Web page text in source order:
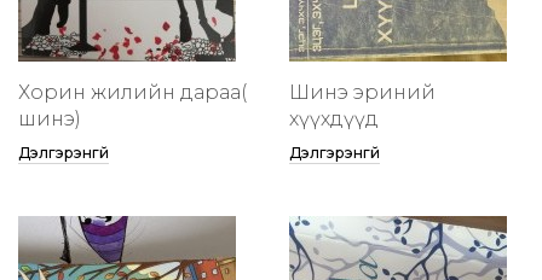
Хорин жилийн дараа(
шинэ)
Дэлгэрэнгүй
Шинэ эриний
хүүхдүүд
Дэлгэрэнгүй